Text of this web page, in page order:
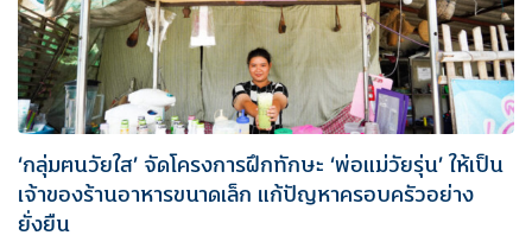
‘กลุ่มฅนวัยใส’ จัดโครงการฝึกทักษะ ‘พ่อแม่วัยรุ่น’ ให้เป็น
เจ้าของร้านอาหารขนาดเล็ก แก้ปัญหาครอบครัวอย่าง
ยั่งยืน